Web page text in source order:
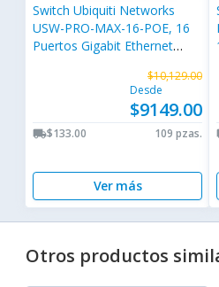
Switch Ubiquiti Networks
USW-PRO-MAX-16-POE, 16
Puertos Gigabit Ethernet
SFP+, 84 Gbit/s, 16000
Entradas, Administrado
$10,129.00
Desde
$9149.00
local_shipping$133.00 109 pzas.
Ver más
Otros productos